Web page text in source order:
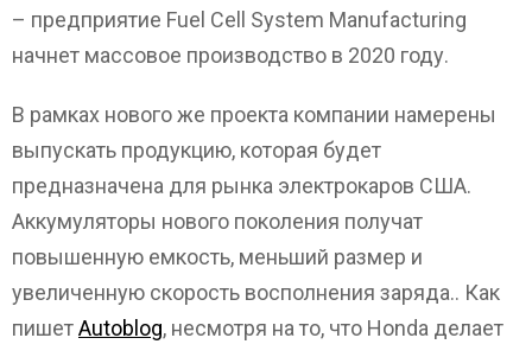
– предприятие Fuel Cell System Manufacturing
начнет массовое производство в 2020 году.
В рамках нового же проекта компании намерены
выпускать продукцию, которая будет
предназначена для рынка электрокаров США.
Аккумуляторы нового поколения получат
повышенную емкость, меньший размер и
увеличенную скорость восполнения заряда.. Как
пишетAutoblog, несмотря на то, что Honda делает